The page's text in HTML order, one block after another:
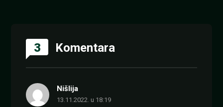
3 Komentara
Nišlija
13.11.2022. u 18:19